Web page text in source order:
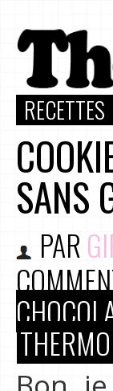
RECETTES
SANS
PAR